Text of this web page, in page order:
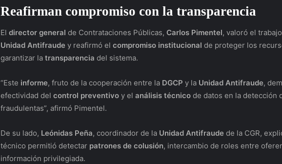
Reafirman compromiso con la transparencia
El director general de Contrataciones Públicas, Carlos Pimentel, valoró el
Unidad Antifraude y reafirmó el compromiso institucional de proteger los
garantizar la transparencia del sistema.
“Este informe, fruto de la cooperación entre la DGCP y la Unidad Antifraude,
efectividad del control preventivo y el análisis técnico de datos en la detección
fraudulentas”, afirmó Pimentel.
De su lado, Leónidas Peña, coordinador de la Unidad Antifraude de la CGR,
técnico permitió detectar patrones de colusión, intercambio de roles entre
información privilegiada.